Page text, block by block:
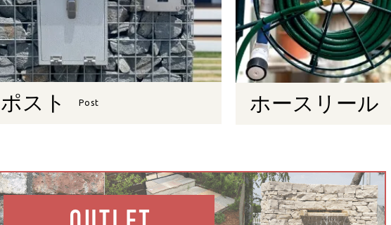
ポスト Post ホースリール